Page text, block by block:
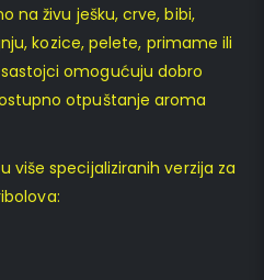
na živu ješku, crve, bibi,
kozice, pelete, primame ili
omogućuju dobro
otpuštanje aroma
u više specijaliziranih verzija za